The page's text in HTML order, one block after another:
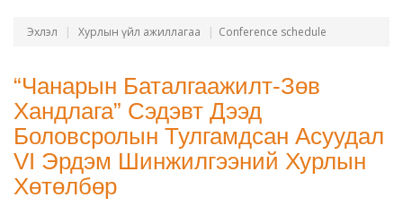
Эхлэл Хурлын үйл ажиллагаа Conference schedule
“Чанарын Баталгаажилт-Зөв
Хандлага” Сэдэвт Дээд
Боловсролын Тулгамдсан Асуудал
VI Эрдэм Шинжилгээний Хурлын
Хөтөлбөр